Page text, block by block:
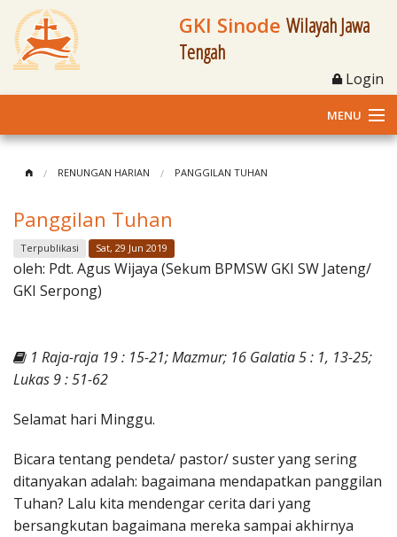
GKI Sinode Wilayah Jawa
Tengah
Login
MENU
Klasis dan Jemaat
Berita Kegiatan
Materi
Penerbitan
RENUNGAN HARIAN PANGGILAN TUHAN
Panggilan Tuhan
Terpublikasi Sat, 29 Jun 2019
oleh: Pdt. Agus Wijaya (Sekum BPMSW GKI SW Jateng/
GKI Serpong)
1 Raja-raja 19 : 15-21; Mazmur; 16 Galatia 5 : 1, 13-25;
Lukas 9 : 51-62
Selamat hari Minggu.
Bicara tentang pendeta/ pastor/ suster yang sering
ditanyakan adalah: bagaimana mendapatkan panggilan
Tuhan? Lalu kita mendengar cerita dari yang
bersangkutan bagaimana mereka sampai akhirnya